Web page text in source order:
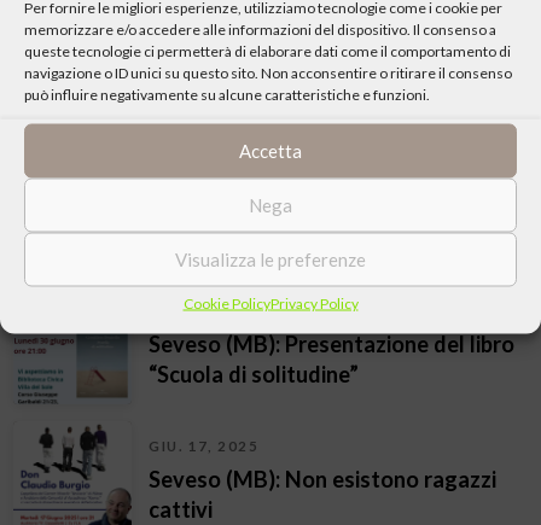
Per fornire le migliori esperienze, utilizziamo tecnologie come i cookie per
memorizzare e/o accedere alle informazioni del dispositivo. Il consenso a
queste tecnologie ci permetterà di elaborare dati come il comportamento di
navigazione o ID unici su questo sito. Non acconsentire o ritirare il consenso
può influire negativamente su alcune caratteristiche e funzioni.
Accetta
Nega
Visualizza le preferenze
Cookie PolicyPrivacy Policy
Seveso (MB): Film Forum – I Giovedì
al Politeama
SET. 01, 2025
Seveso (MB): Nelle strade la nostra
storia. Biografie per ricordare
GIU. 30, 2025
Seveso (MB): Presentazione del libro
“Scuola di solitudine”
GIU. 17, 2025
Seveso (MB): Non esistono ragazzi
cattivi